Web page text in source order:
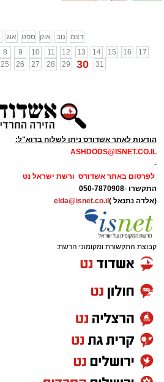
אוג ספט אוק נוב
דצמ
8 9 10 11 12 13 14 15 16
17
25 26 27 28 29 30 31
הודעות לאתר אשדודס ניתן לשלוח בדוא"ל:
ASHDODS@ISNET.CO.IL
-
לפרסום באתר אשדודס ורשת ישראל נט
התקשרו -
050-7870908
(אלדה נתנאל ) elda@isnet.co.il
קבוצת התקשורת ומקומוני הרשת: